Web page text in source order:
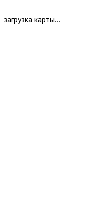
загрузка карты...